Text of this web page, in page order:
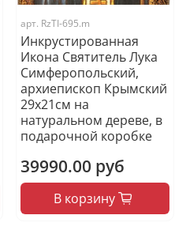
арт. RzTI-695.m
Инкрустированная
Икона Святитель Лука
Симферопольский,
архиепископ Крымский
29х21см на
натуральном дереве, в
подарочной коробке
39990.00 руб
В корзину